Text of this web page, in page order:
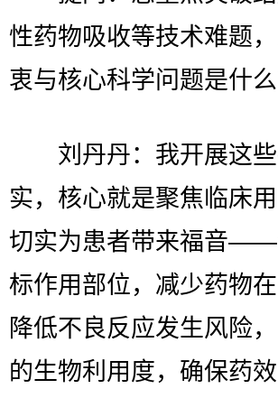
性药物吸收等技术难题
衷与核心科学问题是什么
刘丹丹：我开展这些
实，核心就是聚焦临床
切实为患者带来福音——
标作用部位，减少药物
降低不良反应发生风险
的生物利用度，确保药